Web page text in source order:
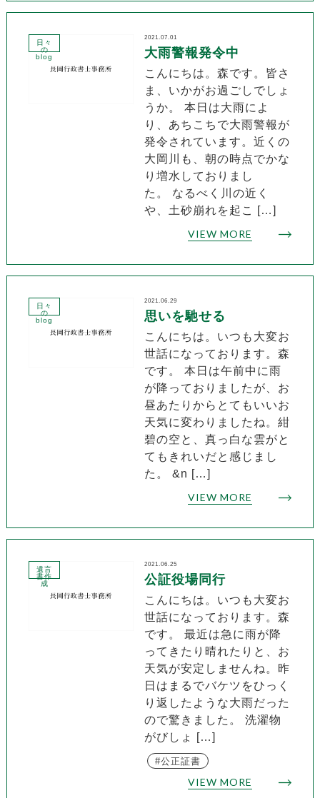
日々
の
blog
2021.07.01
大雨警報発令中
こんにちは。森です。皆さ
ま、いかがお過ごしでしょ
うか。 本日は大雨によ
り、あちこちで大雨警報が
発令されています。近くの
大岡川も、朝の時点でかな
り増水しておりまし
た。 なるべく川の近く
や、土砂崩れを起こ […]
VIEW MORE
日々
の
blog
2021.06.29
思いを馳せる
こんにちは。いつも大変お
世話になっております。森
です。 本日は午前中に雨
が降っておりましたが、お
昼あたりからとてもいいお
天気に変わりましたね。紺
碧の空と、真っ白な雲がと
てもきれいだと感じまし
た。 &n […]
VIEW MORE
遺言
書作
成
2021.06.25
公証役場同行
こんにちは。いつも大変お
世話になっております。森
です。 最近は急に雨が降
ってきたり晴れたりと、お
天気が安定しませんね。昨
日はまるでバケツをひっく
り返したような大雨だった
ので驚きました。 洗濯物
がびしょ […]
公正証書
VIEW MORE